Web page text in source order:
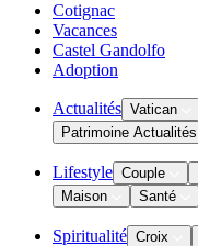
Cotignac
Vacances
Castel Gandolfo
Adoption
Actualités Vatican
Patrimoine Actualités
Lifestyle Couple
Maison
Santé
Spiritualité Croix